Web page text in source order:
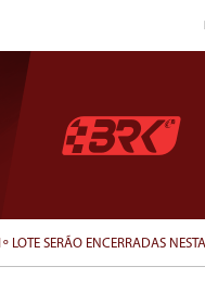
SERÃO ENCERRADAS